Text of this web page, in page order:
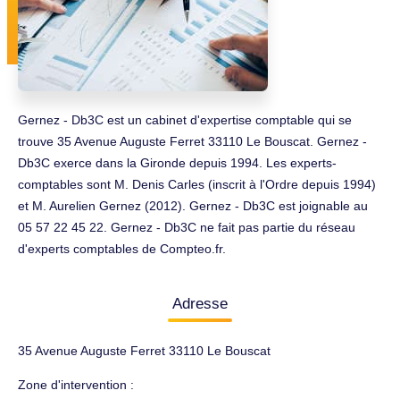
Gernez - Db3C est un cabinet d'expertise comptable qui se
trouve 35 Avenue Auguste Ferret 33110 Le Bouscat. Gernez -
Db3C exerce dans la Gironde depuis 1994. Les experts-
comptables sont M. Denis Carles (inscrit à l'Ordre depuis 1994)
et M. Aurelien Gernez (2012). Gernez - Db3C est joignable au
05 57 22 45 22. Gernez - Db3C ne fait pas partie du réseau
d'experts comptables de Compteo.fr.
Adresse
35 Avenue Auguste Ferret 33110 Le Bouscat
Zone d'intervention :